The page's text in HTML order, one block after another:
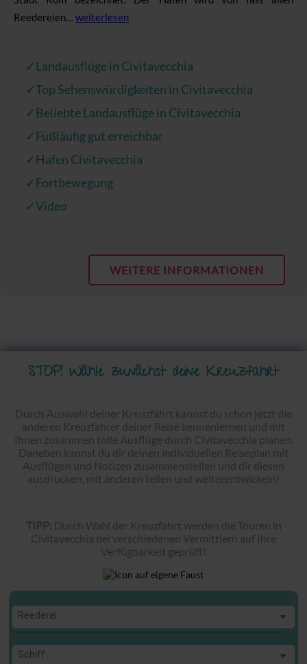
Reedereien…weiterlesen
✓Landausflüge in Civitavecchia
✓Top Sehenswürdigkeiten in Civitavecchia
✓Beliebte Landausflüge in Civitavecchia
✓Fußläufig gut erreichbar
✓Hafen Civitavecchia
✓Fortbewegung
✓Video
WEITERE INFORMATIONEN
STOP! Wähle zunächst deine Kreuzfahrt
Durch Auswahl deiner Kreuzfahrt kannst du schon jetzt die
anderen Kreuzfahrer deiner Reise kennenlernen und mit
Ihnen zusammen tolle Ausflüge durch Civitavecchia planen.
Daneben kannst du dir deinen individuellen Reiseplan mit
Ausflügen und Notizen zusammenstellen und dir diesen
ausdrucken, mit anderen teilen und weiterentwickeln!
TIPP: Durch Wahl der Kreuzfahrt werden die Touren in
Civitavecchia bei verschiedenen Vermittlern auf Ihre
Verfügbarkeit geprüft!
Reederei
Reederei
Schiff
Schiff